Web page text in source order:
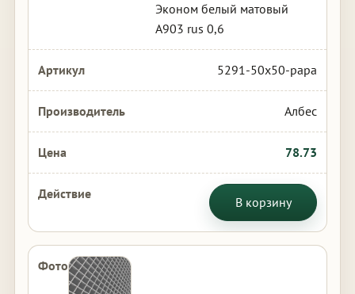
Эконом белый матовый
А903 rus 0,6
5291-50x50-papa
Албес
78.73
В корзину